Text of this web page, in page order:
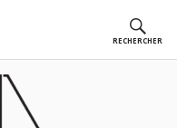
RECHERCHER